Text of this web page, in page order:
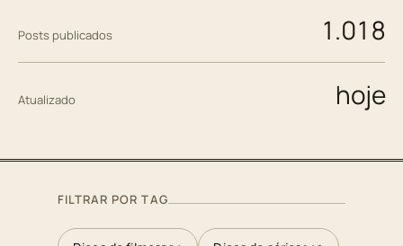
Posts publicados 1.018
Atualizado hoje
FILTRAR POR TAG